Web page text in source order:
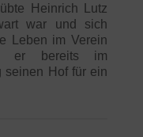
Heinrich Lutz
war und sich
Leben im Verein
er bereits im
seinen Hof für ein